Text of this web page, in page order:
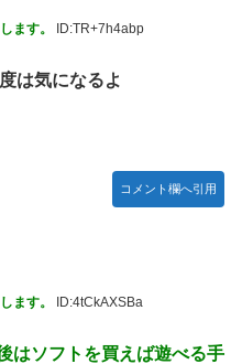
ます。 ID:TR+7h4abp
は気になるよ
コメント欄へ引用
ます。 ID:4tCkAXSBa
はソフトを買えば遊べる手